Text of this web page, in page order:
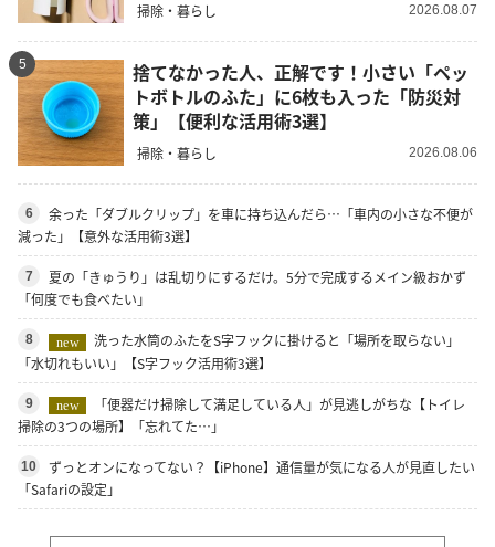
掃除・暮らし 2026.08.07
5
捨てなかった人、正解です！小さい「ペッ
トボトルのふた」に6枚も入った「防災対
策」【便利な活用術3選】
掃除・暮らし 2026.08.06
6
余った「ダブルクリップ」を車に持ち込んだら…「車内の小さな不便が
減った」【意外な活用術3選】
7
夏の「きゅうり」は乱切りにするだけ。5分で完成するメイン級おかず
「何度でも食べたい」
8 new
洗った水筒のふたをS字フックに掛けると「場所を取らない」
「水切れもいい」【S字フック活用術3選】
9 new
「便器だけ掃除して満足している人」が見逃しがちな【トイレ
掃除の3つの場所】「忘れてた…」
10
ずっとオンになってない？【iPhone】通信量が気になる人が見直したい
「Safariの設定」